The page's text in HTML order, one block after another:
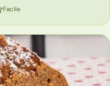
Facile